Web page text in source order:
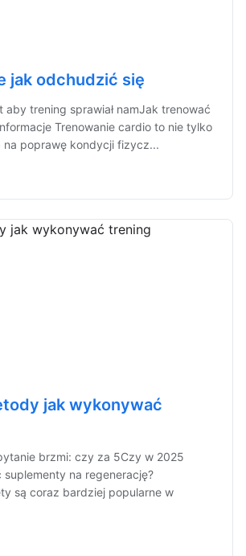
jak odchudzić się
aby trening sprawiał namJak trenować
Trenowanie cardio to nie tylko
na poprawę kondycji fizycz...
jak wykonywać
brzmi: czy za 5Czy w 2025
na regenerację?
są coraz bardziej popularne w